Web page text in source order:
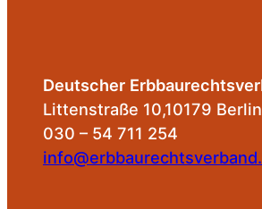
Deutscher
Littenstraße 10,10179 Berlin
030 – 54 711 254